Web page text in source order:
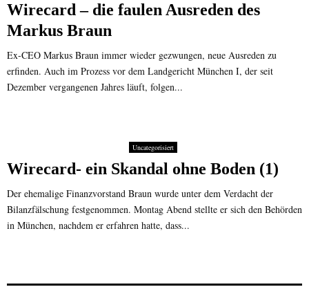
Wirecard – die faulen Ausreden des
Markus Braun
Ex-CEO Markus Braun immer wieder gezwungen, neue Ausreden zu
erfinden. Auch im Prozess vor dem Landgericht München I, der seit
Dezember vergangenen Jahres läuft, folgen...
Uncategorisiert
Wirecard- ein Skandal ohne Boden (1)
Der ehemalige Finanzvorstand Braun wurde unter dem Verdacht der
Bilanzfälschung festgenommen. Montag Abend stellte er sich den Behörden
in München, nachdem er erfahren hatte, dass...